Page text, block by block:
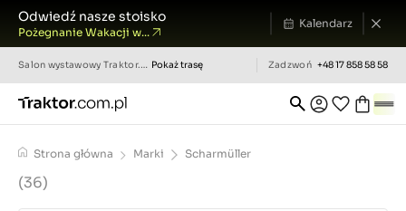
Odwiedź nasze stoisko
Pożegnanie Wakacji w...
Kalendarz
Salon wystawowy Traktor.com.pl Pokaż trasę Zadzwoń +48 17 858 58 58
Strona główna Marki Scharmüller
(36)